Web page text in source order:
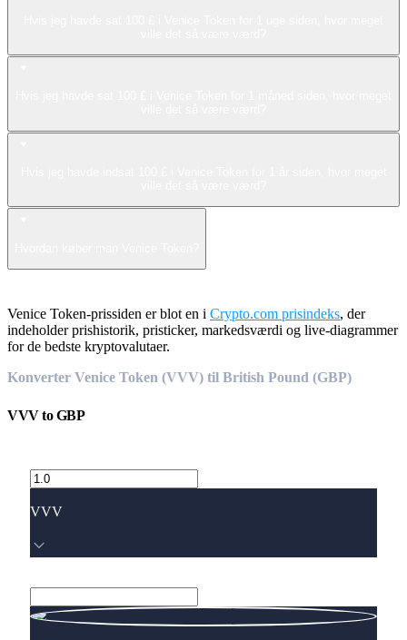
Venice Token-prissiden er blot en i Crypto.com prisindeks, der
indeholder prishistorik, pristicker, markedsværdi og live-diagrammer
for de bedste kryptovalutaer.
Konverter Venice Token (VVV) til British Pound (GBP)
VVVtoGBP
VVV